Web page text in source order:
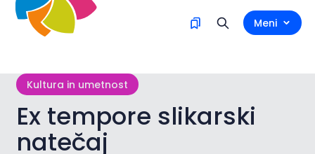
Meni
Kultura in umetnost
Ex tempore slikarski
natečaj